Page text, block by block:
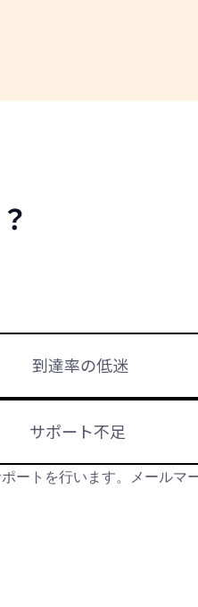
到達率の低迷
サポート不足
ートを行います。メールマ